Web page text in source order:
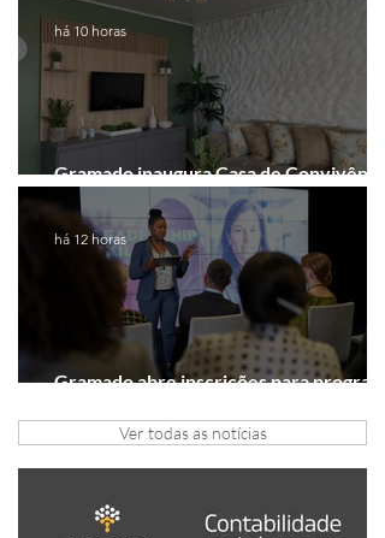
Gramado inaugura Casa de Convivência
dedicada às mulheres
há 10 horas
Gramado abre inscrições para programa
há 12 horas
Ver todas as notícias